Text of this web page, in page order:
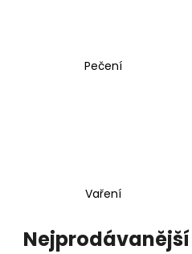
Pečení
Vaření
Nejprodávanější